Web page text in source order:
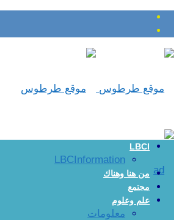
LBCI
LBCInformation
من هنا وهناك
مجتمع
علم وعلوم
معلومات